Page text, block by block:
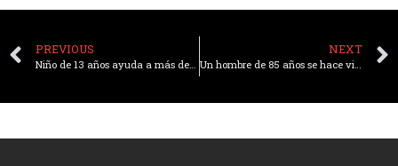
PREVIOUS
Niño de 13 años ayuda a más de 5,000 perros de refugios a encontrar hogares amorosos
NEXT
Un hombre de 85 años se hace viral por entregrar invitaciones hechas a mano para su fiesta